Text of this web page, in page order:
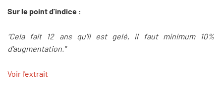
Sur le point d'indice :
"Cela fait 12 ans qu'il est gelé, il faut minimum 10%
d'augmentation."
Voir l'extrait